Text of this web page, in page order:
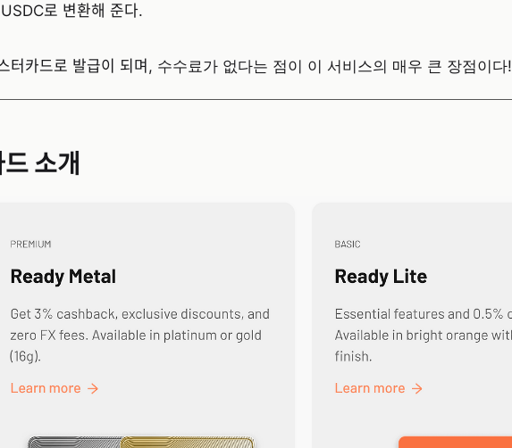
로 변환해 준다.
터카드로 발급이 되며, 수수료가 없다는 점이 이 서비스의 매우 큰 장점이다!
소개